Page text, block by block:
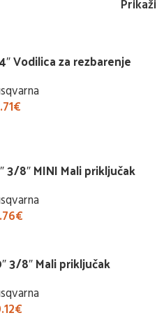
Prikaži
Vodilica za rezbarenje
€
3/8″ MINI Mali priključak
€
3/8″ Mali priključak
€